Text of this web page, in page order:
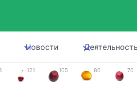
Новости Деятельность
121 105 80 76